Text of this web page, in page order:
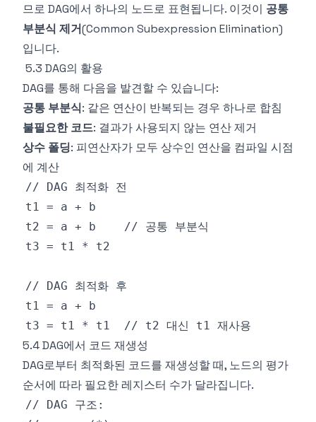
므로 DAG에서 하나의 노드로 표현됩니다. 이것이 공통
부분식 제거(Common Subexpression Elimination)
입니다.
5.3 DAG의 활용
DAG를 통해 다음을 발견할 수 있습니다:
공통 부분식: 같은 연산이 반복되는 경우 하나로 합침
불필요한 코드: 결과가 사용되지 않는 연산 제거
상수 폴딩: 피연산자가 모두 상수인 연산을 컴파일 시점
에 계산
5.4 DAG에서 코드 재생성
DAG로부터 최적화된 코드를 재생성할 때, 노드의 평가
순서에 따라 필요한 레지스터 수가 달라집니다.